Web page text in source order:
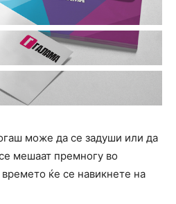
може да се задуши или да
мешаат премногу во
ќе се навикнете на